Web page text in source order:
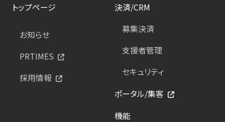
トップページ
お知らせ
PRTIMES
採用情報
決済/CRM
募集決済
支援者管理
セキュリティ
ポータル/集客
機能